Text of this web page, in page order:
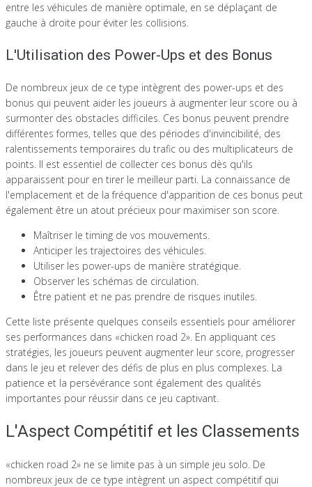
entre les véhicules de manière optimale, en se déplaçant de
gauche à droite pour éviter les collisions.
L'Utilisation des Power-Ups et des Bonus
De nombreux jeux de ce type intègrent des power-ups et des
bonus qui peuvent aider les joueurs à augmenter leur score ou à
surmonter des obstacles difficiles. Ces bonus peuvent prendre
différentes formes, telles que des périodes d'invincibilité, des
ralentissements temporaires du trafic ou des multiplicateurs de
points. Il est essentiel de collecter ces bonus dès qu'ils
apparaissent pour en tirer le meilleur parti. La connaissance de
l'emplacement et de la fréquence d'apparition de ces bonus peut
également être un atout précieux pour maximiser son score.
Maîtriser le timing de vos mouvements.
Anticiper les trajectoires des véhicules.
Utiliser les power-ups de manière stratégique.
Observer les schémas de circulation.
Être patient et ne pas prendre de risques inutiles.
Cette liste présente quelques conseils essentiels pour améliorer
ses performances dans «chicken road 2». En appliquant ces
stratégies, les joueurs peuvent augmenter leur score, progresser
dans le jeu et relever des défis de plus en plus complexes. La
patience et la persévérance sont également des qualités
importantes pour réussir dans ce jeu captivant.
L'Aspect Compétitif et les Classements
«chicken road 2» ne se limite pas à un simple jeu solo. De
nombreux jeux de ce type intègrent un aspect compétitif qui